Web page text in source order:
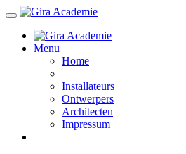
Menu
Home
Installateurs
Ontwerpers
Architecten
Impressum